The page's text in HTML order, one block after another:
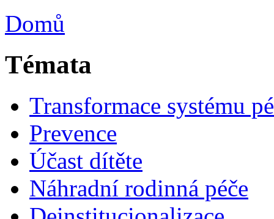
Domů
Témata
Transformace systému
Prevence
Účast dítěte
Náhradní rodinná péče